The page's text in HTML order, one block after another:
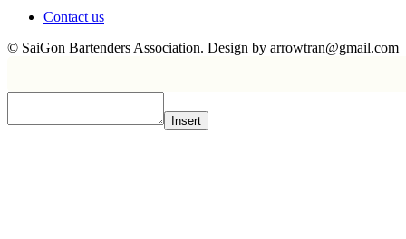
Contact us
© SaiGon Bartenders Association. Design by arrowtran@gmail.com
Insert